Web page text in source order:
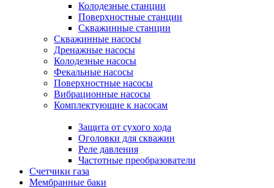
Колодезные станции
Поверхностные станции
Скважинные станции
Скважинные насосы
Дренажные насосы
Колодезные насосы
Фекальные насосы
Поверхностные насосы
Вибрационные насосы
Комплектующие к насосам
Защита от сухого хода
Оголовки для скважин
Реле давления
Частотные преобразователи
Счетчики газа
Мембранные баки